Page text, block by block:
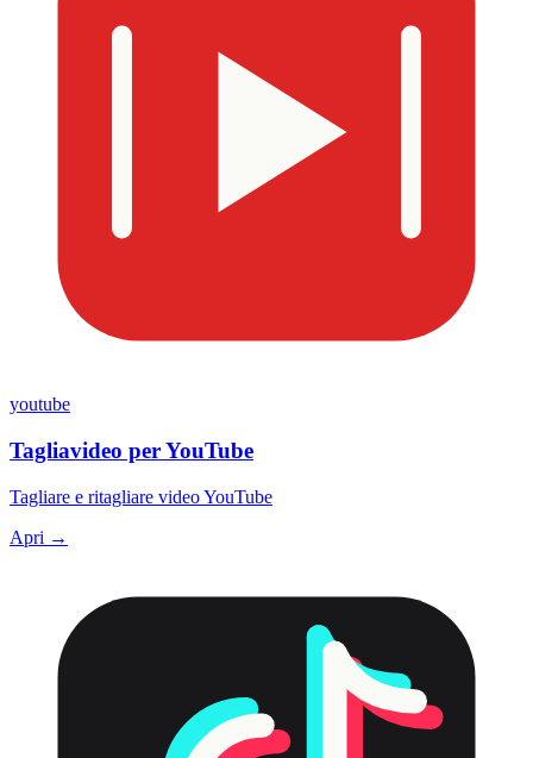
youtube
Tagliavideo per YouTube
Tagliare e ritagliare video YouTube
Apri →